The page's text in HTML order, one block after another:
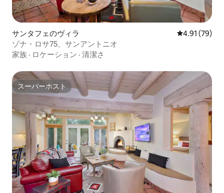
ン1つとテスラステーション1つ）。 ロケ
ーション サンタフェのエキサイティング
なダウンタウンに隠れたゾナローザは、
歴史的なプラザからわずか2ブロック、ト
レンディなレイルヤード地区から徒歩10
分です。 ユニットの近くで地元の観光ス
ましょう。または、10分車で、Meow
Wolf 's House of Eternal Returnやサンタ
フェ・オペラをチェックしてみてくださ
い。 スキーサンタフェのゲレンデは16マ
イル以内です。 - このバケーションレン
タルではペットの同伴は禁止です。 - 駐
車場について：ソナロサ駐車場に1台分の
駐車スペース この物件を借りるには21歳
以上である必要があります。
サンタフェのヴィラ レビュー79
4.91 (79)
ゾナ・ロサ75、サンアントニオ
家族 · ロケーション · 清潔さ
スーパーホスト
スーパーホスト